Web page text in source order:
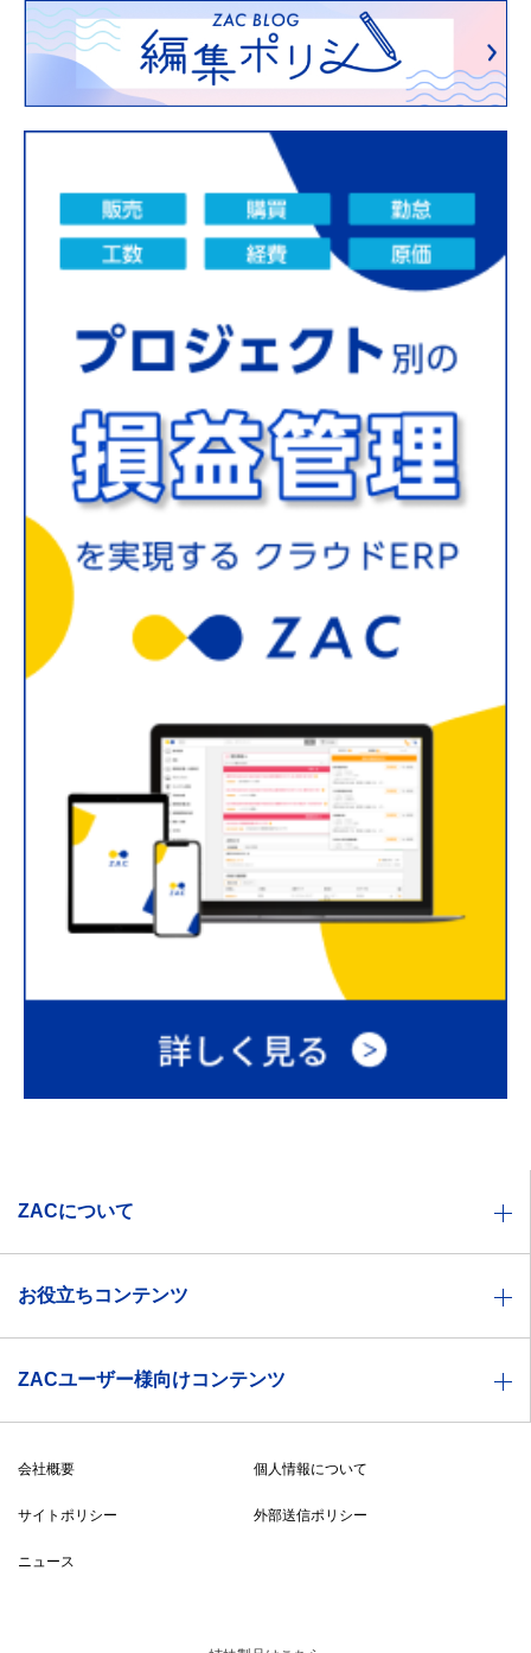
ZACについて
業種別ソリューション一覧
価格体系
製品特徴
導入事例
導入までの流れ
ZAC・Reforma PSA比較表
お役立ちコンテンツ
お役立ち資料
ZACBLOG
無料メルマガ登録
ZACユーザー様向けコンテンツ
会社概要 個人情報について
サイトポリシー 外部送信ポリシー
ニュース